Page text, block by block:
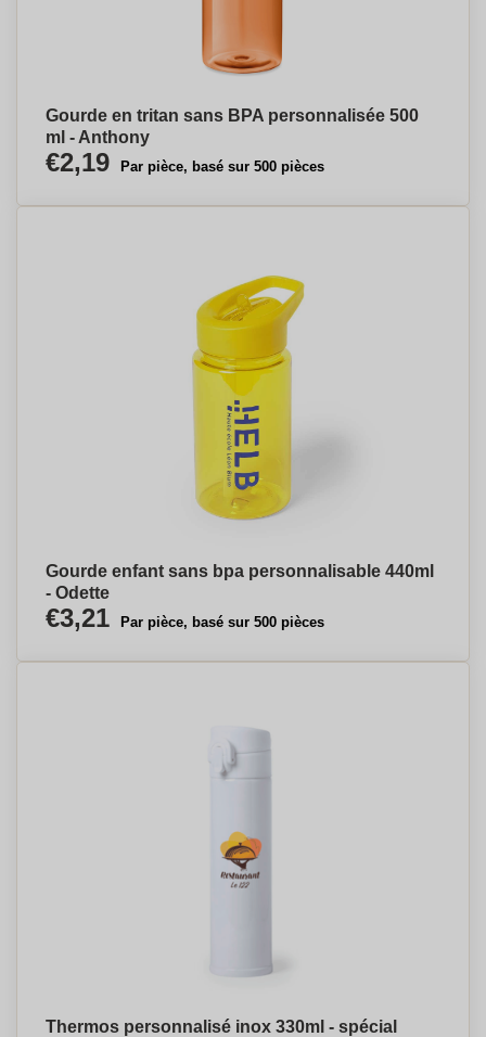
Gourde en tritan sans BPA personnalisée 500
ml - Anthony
€2,19 Par pièce, basé sur 500 pièces
Gourde enfant sans bpa personnalisable 440ml
- Odette
€3,21 Par pièce, basé sur 500 pièces
Thermos personnalisé inox 330ml - spécial